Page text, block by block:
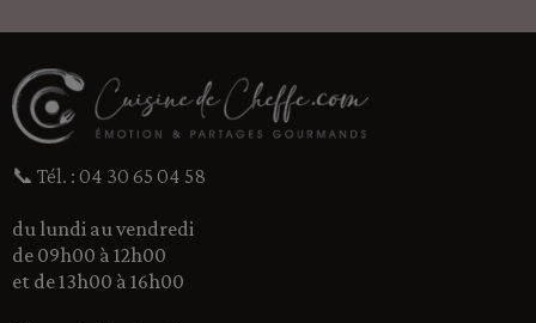
📞 Tél. : 04 30 65 04 58
du lundi au vendredi
de 09h00 à 12h00
et de 13h00 à 16h00